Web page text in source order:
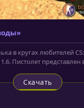
в кругах любителей
Пистолет представлен
Скачать